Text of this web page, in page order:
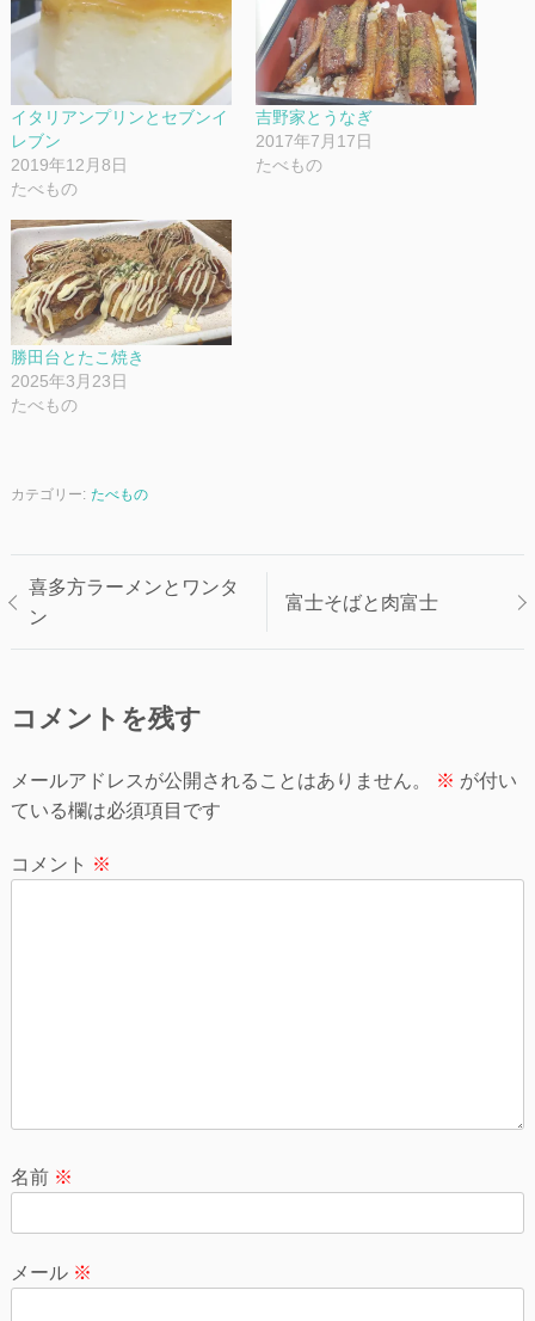
イタリアンプリンとセブンイ
レブン
2019年12月8日
たべもの
吉野家とうなぎ
2017年7月17日
たべもの
勝田台とたこ焼き
2025年3月23日
たべもの
カテゴリー: たべもの
投
稿
ビ
ゲ
ー
シ
喜多方ラーメンとワンタ
ン
富士そばと肉富士
コメントを残す
メールアドレスが公開されることはありません。 ※ が付い
ている欄は必須項目です
コメント ※
名前 ※
メール ※